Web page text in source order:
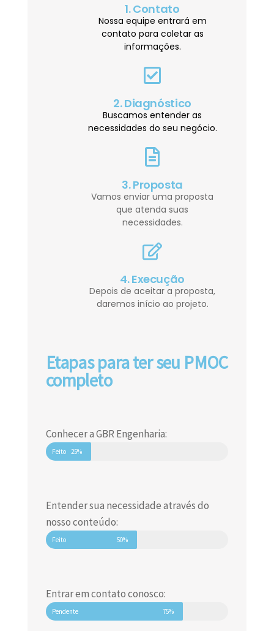
1. Contato
Nossa equipe entrará em
contato para coletar as
informações.
2. Diagnóstico
Buscamos entender as
necessidades do seu negócio.
3. Proposta
Vamos enviar uma proposta
que atenda suas
necessidades.
4. Execução
Depois de aceitar a proposta,
daremos início ao projeto.
Etapas para ter seu PMOC
completo
Conhecer a GBR Engenharia:
Feito 25%
Entender sua necessidade através do
nosso conteúdo:
Feito 50%
Entrar em contato conosco:
Pendente 75%